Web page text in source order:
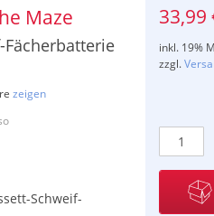
Maze
Fächerbatterie
zeigen
Schweif-
33,99
inkl. 19%
zzgl.